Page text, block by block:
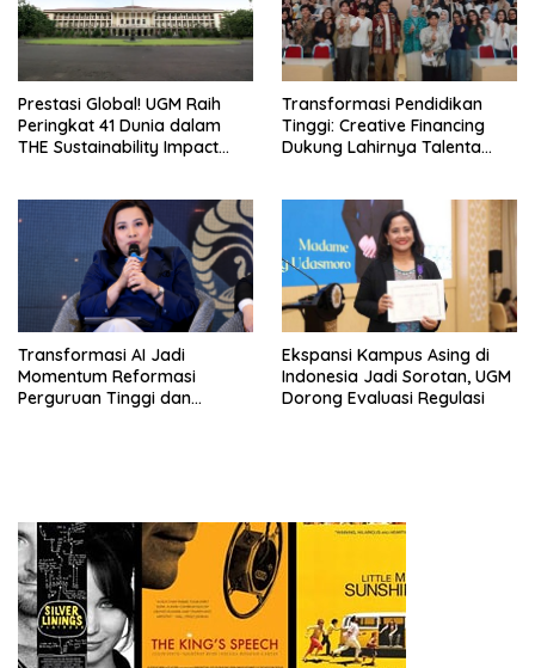
Prestasi Global! UGM Raih
Peringkat 41 Dunia dalam
THE Sustainability Impact
Transformasi Pendidikan
Tinggi: Creative Financing
Dukung Lahirnya Talenta
Transformasi AI Jadi
Momentum Reformasi
Perguruan Tinggi dan
Ekspansi Kampus Asing di
Indonesia Jadi Sorotan, UGM
Dorong Evaluasi Regulasi